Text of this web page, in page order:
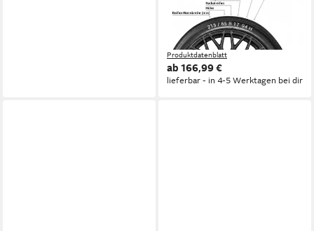
SEMPERIT
Kraftstoffeffizienz
Produktdatenblatt
Nasshaftung
Produktdatenblatt
ab 166,99 €
lieferbar - in 4-5 Werktagen bei dir